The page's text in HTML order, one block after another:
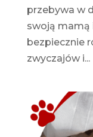
przebywa w
swoją mamą
bezpiecznie
zwyczajów i...